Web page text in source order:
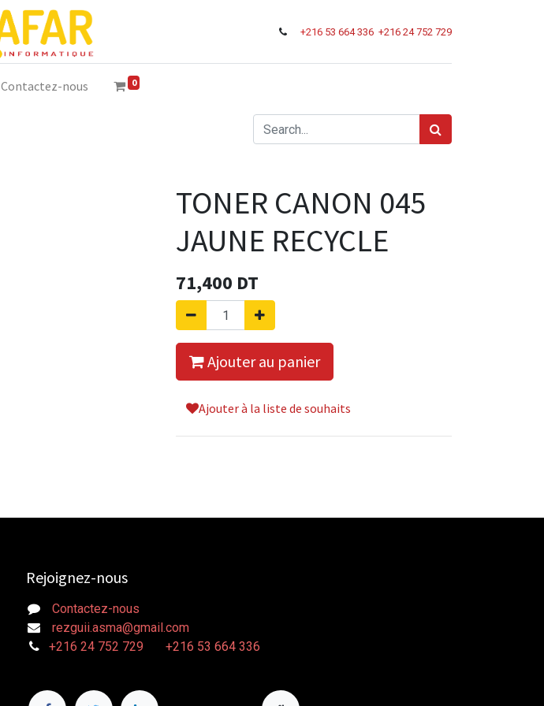
+216 53 664 336 +216 24 752 729
Contactez-nous 0
TONER CANON 045
JAUNE RECYCLE
71,400 DT
Ajouter au panier
Ajouter à la liste de souhaits
Rejoignez-nous
Contactez-nous
rezguii.asma@gmail.com
+216 24 752 729
+216 53 664 336